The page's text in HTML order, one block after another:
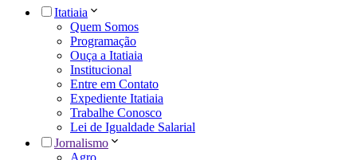
Itatiaia
Quem Somos
Programação
Ouça a Itatiaia
Institucional
Entre em Contato
Expediente Itatiaia
Trabalhe Conosco
Lei de Igualdade Salarial
Jornalismo
Agro